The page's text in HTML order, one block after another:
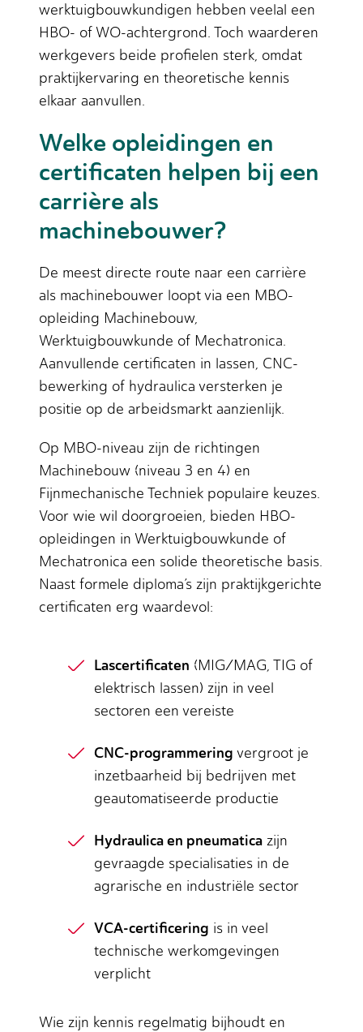
werktuigbouwkundigen hebben veelal een
HBO- of WO-achtergrond. Toch waarderen
werkgevers beide profielen sterk, omdat
praktijkervaring en theoretische kennis
elkaar aanvullen.
Welke opleidingen en
certificaten helpen bij een
carrière als
machinebouwer?
De meest directe route naar een carrière
als machinebouwer loopt via een MBO-
opleiding Machinebouw,
Werktuigbouwkunde of Mechatronica.
Aanvullende certificaten in lassen, CNC-
bewerking of hydraulica versterken je
positie op de arbeidsmarkt aanzienlijk.
Op MBO-niveau zijn de richtingen
Machinebouw (niveau 3 en 4) en
Fijnmechanische Techniek populaire keuzes.
Voor wie wil doorgroeien, bieden HBO-
opleidingen in Werktuigbouwkunde of
Mechatronica een solide theoretische basis.
Naast formele diploma’s zijn praktijkgerichte
certificaten erg waardevol:
Lascertificaten (MIG/MAG, TIG of
elektrisch lassen) zijn in veel
sectoren een vereiste
CNC-programmering vergroot je
inzetbaarheid bij bedrijven met
geautomatiseerde productie
Hydraulica en pneumatica zijn
gevraagde specialisaties in de
agrarische en industriële sector
VCA-certificering is in veel
technische werkomgevingen
verplicht
Wie zijn kennis regelmatig bijhoudt en